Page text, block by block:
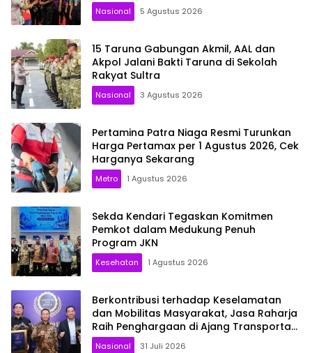
Nasional 5 Agustus 2026
15 Taruna Gabungan Akmil, AAL dan
Akpol Jalani Bakti Taruna di Sekolah
Rakyat Sultra
Nasional 3 Agustus 2026
Pertamina Patra Niaga Resmi Turunkan
Harga Pertamax per 1 Agustus 2026, Cek
Harganya Sekarang
Metro 1 Agustus 2026
Sekda Kendari Tegaskan Komitmen
Pemkot dalam Medukung Penuh
Program JKN
Kesehatan 1 Agustus 2026
Berkontribusi terhadap Keselamatan
dan Mobilitas Masyarakat, Jasa Raharja
Raih Penghargaan di Ajang Transportasi
Indonesia Awards 2026
Nasional 31 Juli 2026